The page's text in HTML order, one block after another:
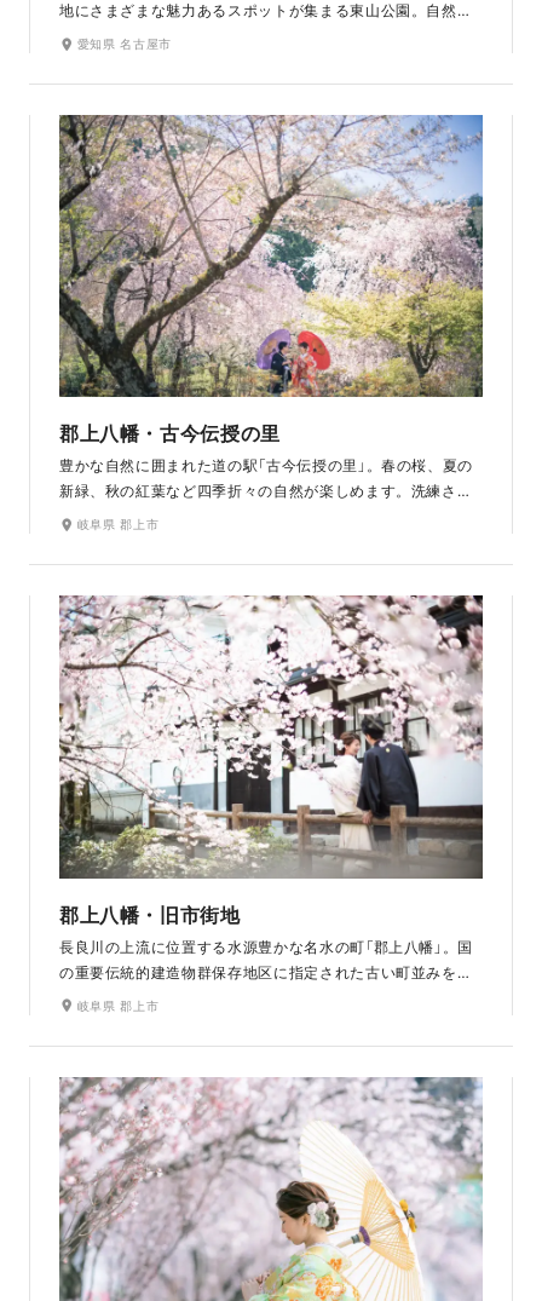
地にさまざまな魅力あるスポットが集まる東山公園。自然の
地形をそのままに活かした植物園は、桜の回廊や紅葉スポッ
景を楽しめます。合掌造りの建物や日本庭園、動物園内な
ど、洋装和装どちらでも楽しめるフォトスポットが満載で
す。
愛知県 名古屋市
郡上八幡・古今伝授の里
豊かな自然に囲まれた道の駅「古今伝授の里」。春の桜、夏の
新緑、秋の紅葉など四季折々の自然が楽しめます。洗練され
た建築美が特徴的なガラス張りの和室からは季節の彩りに染
春には美しい桜のトンネルが見事です。どちらも和の装いが
引き立つ自然美溢れる撮影スポットです。
岐阜県 郡上市
郡上八幡・旧市街地
長良川の上流に位置する水源豊かな名水の町「郡上八幡」。国
の重要伝統的建造物群保存地区に指定された古い町並みを散
策しながらの撮影をお楽しみいただけます。八幡山の頂上に
装にぴったり。桜や新緑、紅葉など四季折々の自然が美しく
江戸時代から続く古き良き景観美に彩りを添えます。
岐阜県 郡上市